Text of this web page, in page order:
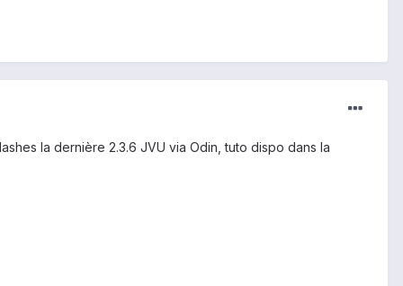
la dernière 2.3.6 JVU via Odin, tuto dispo dans la